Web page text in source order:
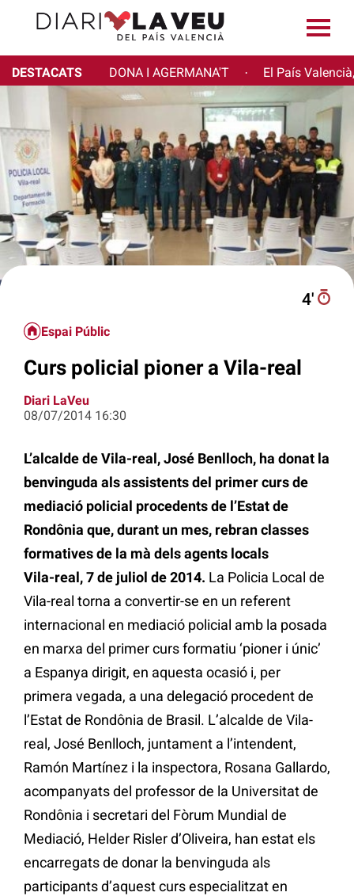
DESTACATS DONA I AGERMANA'T · El País
4′
Espai Públic
Curs policial pioner a Vila-real
Diari LaVeu
08/07/2014 16:30
L’alcalde de Vila-real, José Benlloch, ha donat la
benvinguda als assistents del primer curs de
mediació policial procedents de l’Estat de
Rondônia que, durant un mes, rebran classes
formatives de la mà dels agents locals
Vila-real, 7 de juliol de 2014. La Policia Local de
Vila-real torna a convertir-se en un referent
internacional en mediació policial amb la posada
en marxa del primer curs formatiu ‘pioner i únic’
a Espanya dirigit, en aquesta ocasió i, per
primera vegada, a una delegació procedent de
l’Estat de Rondônia de Brasil. L’alcalde de Vila-
real, José Benlloch, juntament a l’intendent,
Ramón Martínez i la inspectora, Rosana Gallardo,
acompanyats del professor de la Universitat de
Rondônia i secretari del Fòrum Mundial de
Mediació, Helder Risler d’Oliveira, han estat els
encarregats de donar la benvinguda als
participants d’aquest curs especialitzat en